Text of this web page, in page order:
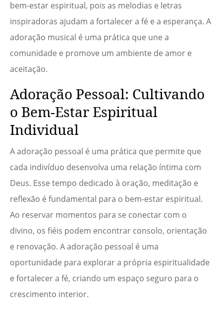
bem-estar espiritual, pois as melodias e letras
inspiradoras ajudam a fortalecer a fé e a esperança. A
adoração musical é uma prática que une a
comunidade e promove um ambiente de amor e
aceitação.
Adoração Pessoal: Cultivando
o Bem-Estar Espiritual
Individual
A adoração pessoal é uma prática que permite que
cada indivíduo desenvolva uma relação íntima com
Deus. Esse tempo dedicado à oração, meditação e
reflexão é fundamental para o bem-estar espiritual.
Ao reservar momentos para se conectar com o
divino, os fiéis podem encontrar consolo, orientação
e renovação. A adoração pessoal é uma
oportunidade para explorar a própria espiritualidade
e fortalecer a fé, criando um espaço seguro para o
crescimento interior.